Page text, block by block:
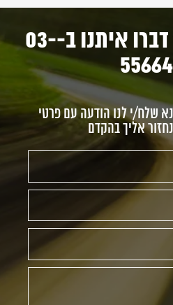
צריכים עזרה? דברו איתנו ב-03-
שלח/י לנו הודעה עם פרטי
אליך בהקדם